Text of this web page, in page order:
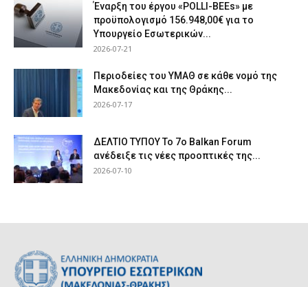
Έναρξη του έργου «POLLI-BEEs» με
προϋπολογισμό 156.948,00€ για το
Υπουργείο Εσωτερικών...
2026-07-21
Περιοδείες του ΥΜΑΘ σε κάθε νομό της
Μακεδονίας και της Θράκης...
2026-07-17
ΔΕΛΤΙΟ ΤΥΠΟΥ Το 7ο Balkan Forum
ανέδειξε τις νέες προοπτικές της...
2026-07-10